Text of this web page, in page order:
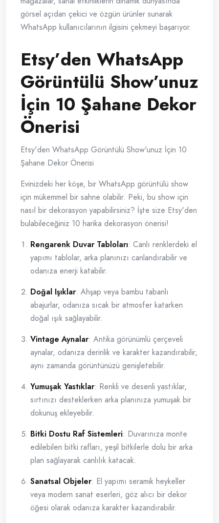
görsel açıdan çekici ve özgün ürünler sunarak
WhatsApp kullanıcılarının ilgisini çekmeyi başarıyor.
Etsy’den WhatsApp
Görüntülü Show’unuz
İçin 10 Şahane Dekor
Önerisi
Etsy'den WhatsApp Görüntülü Show'unuz İçin 10
Şahane Dekor Önerisi
Evinizdeki her köşe, bir WhatsApp görüntülü show
için mükemmel bir sahne olabilir. Peki, bu show için
nasıl bir dekorasyon yapabilirsiniz? İşte size Etsy'den
bulabileceğiniz 10 harika dekorasyon önerisi!
Rengarenk Duvar Tabloları: Canlı renklerdeki el
yapımı tablolar, arka planınızı canlandırabilir ve
odanıza enerji katabilir.
Doğal Işıklar: Ahşap veya bambu tabanlı
abajurlar, odanıza sıcak bir atmosfer katarken
doğal ışık sağlayabilir.
Vintage Aynalar: Antika görünümlü çerçeveli
aynalar, odanıza derinlik ve karakter kazandırabilir,
aynı zamanda görüntünüzü genişletebilir.
Yumuşak Yastıklar: Renkli ve desenli yastıklar,
sırtınızı desteklerken arka planınıza yumuşak bir
dokunuş ekleyebilir.
Bitki Dostu Raf Sistemleri: Duvarınıza monte
edilebilen bitki rafları, yeşil bitkilerle dolu bir arka
plan sağlayarak canlılık katacak.
Sanatsal Objeler: El yapımı seramik heykeller
veya modern sanat eserleri, göz alıcı bir dekor
öğesi olarak odanıza karakter kazandırabilir.